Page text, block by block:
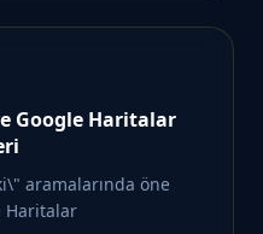
Google Haritalar
aramalarında öne
Haritalar